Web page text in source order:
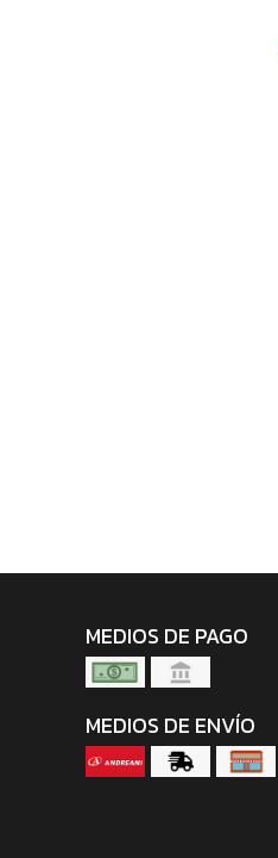
MEDIOS DE PAGO
MEDIOS DE ENVÍO